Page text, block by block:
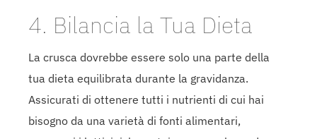
4. Bilancia la Tua Dieta
La crusca dovrebbe essere solo una parte della
tua dieta equilibrata durante la gravidanza.
Assicurati di ottenere tutti i nutrienti di cui hai
bisogno da una varietà di fonti alimentari,